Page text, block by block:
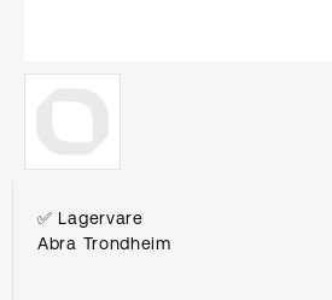
✅ Lagervare
Abra Trondheim